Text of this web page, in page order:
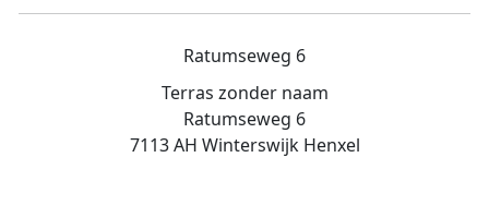
Ratumseweg 6
Terras zonder naam
Ratumseweg 6
7113 AH Winterswijk Henxel